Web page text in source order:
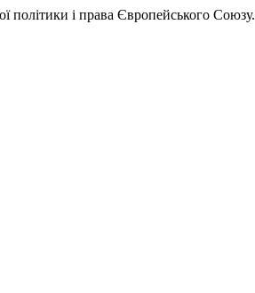
політики і права Європейського Союзу.